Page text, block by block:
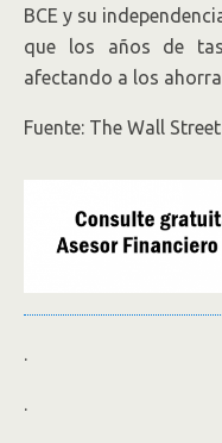
BCE y su
que los años de
afectando a los
Fuente: The Wall
.
.